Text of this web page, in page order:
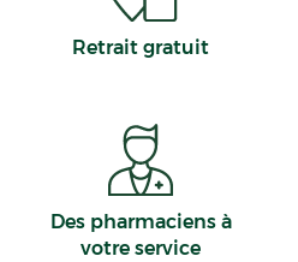
Retrait gratuit
Des pharmaciens à
votre service